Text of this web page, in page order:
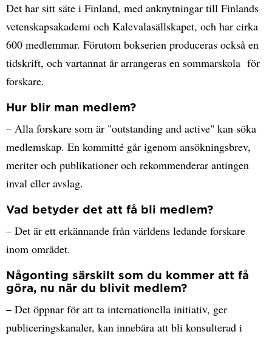
Det har sitt säte i Finland, med anknytningar till Finlands
vetenskapsakademi och Kalevalasällskapet, och har cirka
600 medlemmar. Förutom bokserien produceras också en
tidskrift, och vartannat år arrangeras en sommarskola för
forskare.
Hur blir man medlem?
– Alla forskare som är "outstanding and active" kan söka
medlemskap. En kommitté går igenom ansökningsbrev,
meriter och publikationer och rekommenderar antingen
inval eller avslag.
Vad betyder det att få bli medlem?
– Det är ett erkännande från världens ledande forskare
inom området.
Någonting särskilt som du kommer att få
göra, nu när du blivit medlem?
– Det öppnar för att ta internationella initiativ, ger
publiceringskanaler, kan innebära att bli konsulterad i